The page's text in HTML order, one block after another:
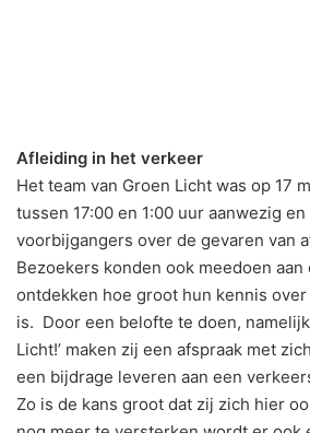
Afleiding in het verkeer
Het team van Groen Licht was op 17
tussen 17:00 en 1:00 uur aanwezig
voorbijgangers over de gevaren van
Bezoekers konden ook meedoen
ontdekken hoe groot hun kennis
is. Door een belofte te doen,
Licht!’ maken zij een afspraak met
een bijdrage leveren aan een
Zo is de kans groot dat zij zich hier